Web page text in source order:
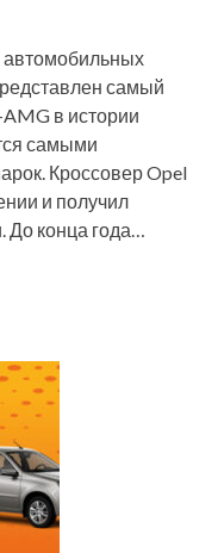
самый
в истории
самыми
Кроссовер Opel
и получил
конца года…